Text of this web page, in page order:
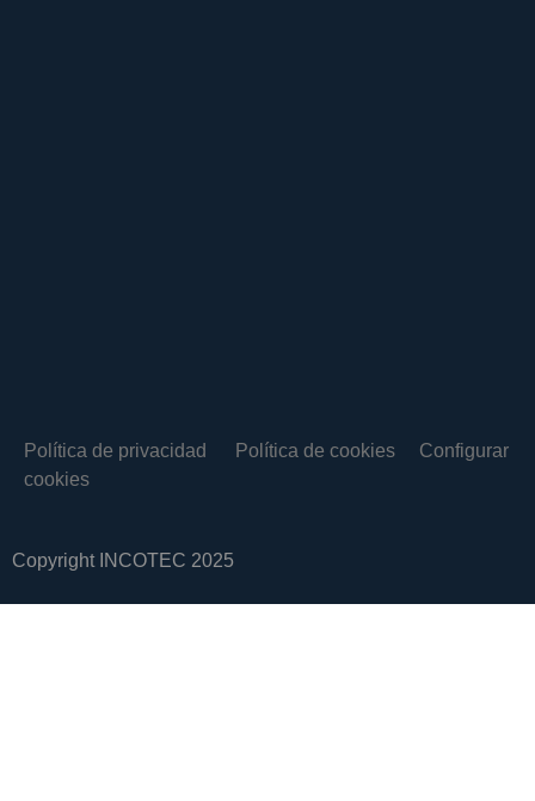
Política de privacidad Política de cookies Configurar
cookies
Copyright INCOTEC 2025